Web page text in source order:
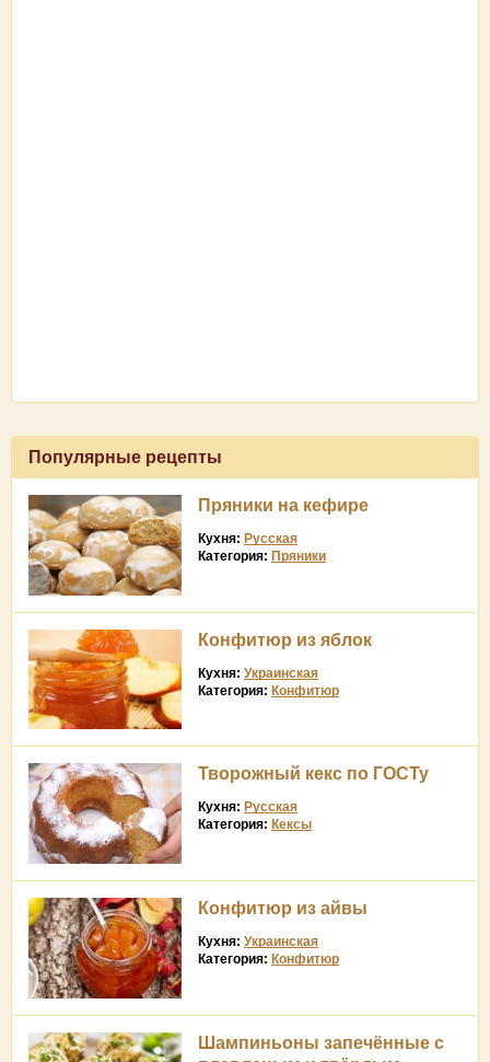
Популярные рецепты
Пряники на кефире
Кухня: Русская
Категория: Пряники
Конфитюр из яблок
Кухня: Украинская
Категория: Конфитюр
Творожный кекс по ГОСТу
Кухня: Русская
Категория: Кексы
Конфитюр из айвы
Кухня: Украинская
Категория: Конфитюр
Шампиньоны запечённые с